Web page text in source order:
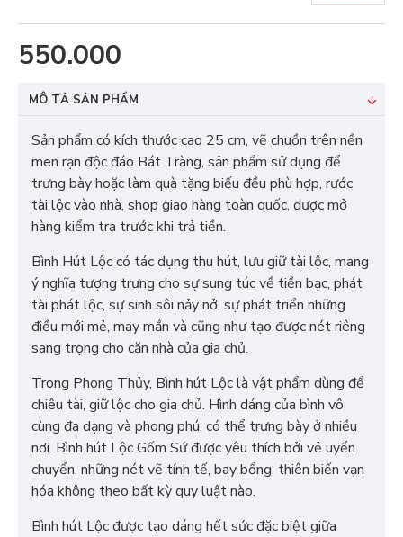
550.000
MÔ TẢ SẢN PHẨM
Sản phẩm có kích thước cao 25 cm, vẽ chuồn trên nền
men rạn độc đáo Bát Tràng, sản phẩm sử dụng để
trưng bày hoặc làm quà tặng biếu đều phù hợp, rước
tài lộc vào nhà, shop giao hàng toàn quốc, được mở
hàng kiểm tra trước khi trả tiền.
Bình Hút Lộc có tác dụng thu hút, lưu giữ tài lộc, mang
ý nghĩa tượng trưng cho sự sung túc về tiền bạc, phát
tài phát lộc, sự sinh sôi nảy nở, sự phát triển những
điều mới mẻ, may mắn và cũng như tạo được nét riêng
sang trọng cho căn nhà của gia chủ.
Trong Phong Thủy, Bình hút Lộc là vật phẩm dùng để
chiêu tài, giữ lộc cho gia chủ. Hình dáng của bình vô
cùng đa dạng và phong phú, có thể trưng bày ở nhiều
nơi. Bình hút Lộc Gốm Sứ được yêu thích bởi vẻ uyển
chuyển, những nét vẽ tính tế, bay bổng, thiên biến vạn
hóa không theo bất kỳ quy luật nào.
Bình hút Lộc được tạo dáng hết sức đặc biệt giữa